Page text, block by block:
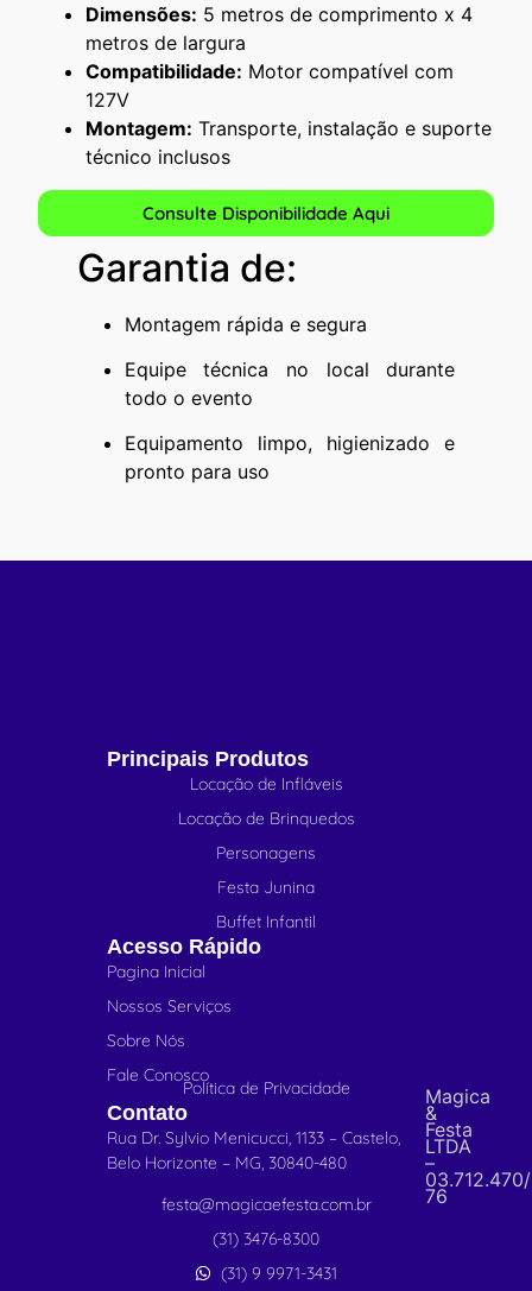
Dimensões: 5 metros de comprimento x 4
metros de largura
Compatibilidade: Motor compatível com
127V
Montagem: Transporte, instalação e suporte
técnico inclusos
Consulte Disponibilidade Aqui
Garantia de:
Montagem rápida e segura
Equipe técnica no local durante
todo o evento
Equipamento limpo, higienizado e
pronto para uso
Principais Produtos
Locação de Infláveis
Locação de Brinquedos
Personagens
Festa Junina
Buffet Infantil
Acesso Rápido
Pagina Inicial
Nossos Serviços
Sobre Nós
Fale Conosco
Política de Privacidade
Contato
Rua Dr. Sylvio Menicucci, 1133 – Castelo,
Belo Horizonte – MG, 30840-480
festa@magicaefesta.com.br
(31) 3476-8300
(31) 9 9971-3431
Magica
&
Festa
LTDA
–
76